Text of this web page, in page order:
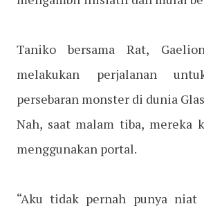
Taniko bersama Rat,
melakukan perjalanan
persebaran monster di dunia
Nah, saat malam tiba, mereka
menggunakan portal.
“Aku tidak pernah punya niat